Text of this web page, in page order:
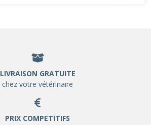
LIVRAISON GRATUITE
chez votre vétérinaire
PRIX COMPETITIFS